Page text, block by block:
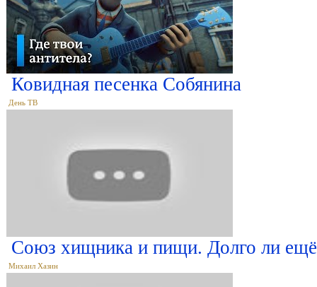
Ковидная песенка Собянина
День ТВ
Союз хищника и пищи. Долго ли
Михаил Хазин